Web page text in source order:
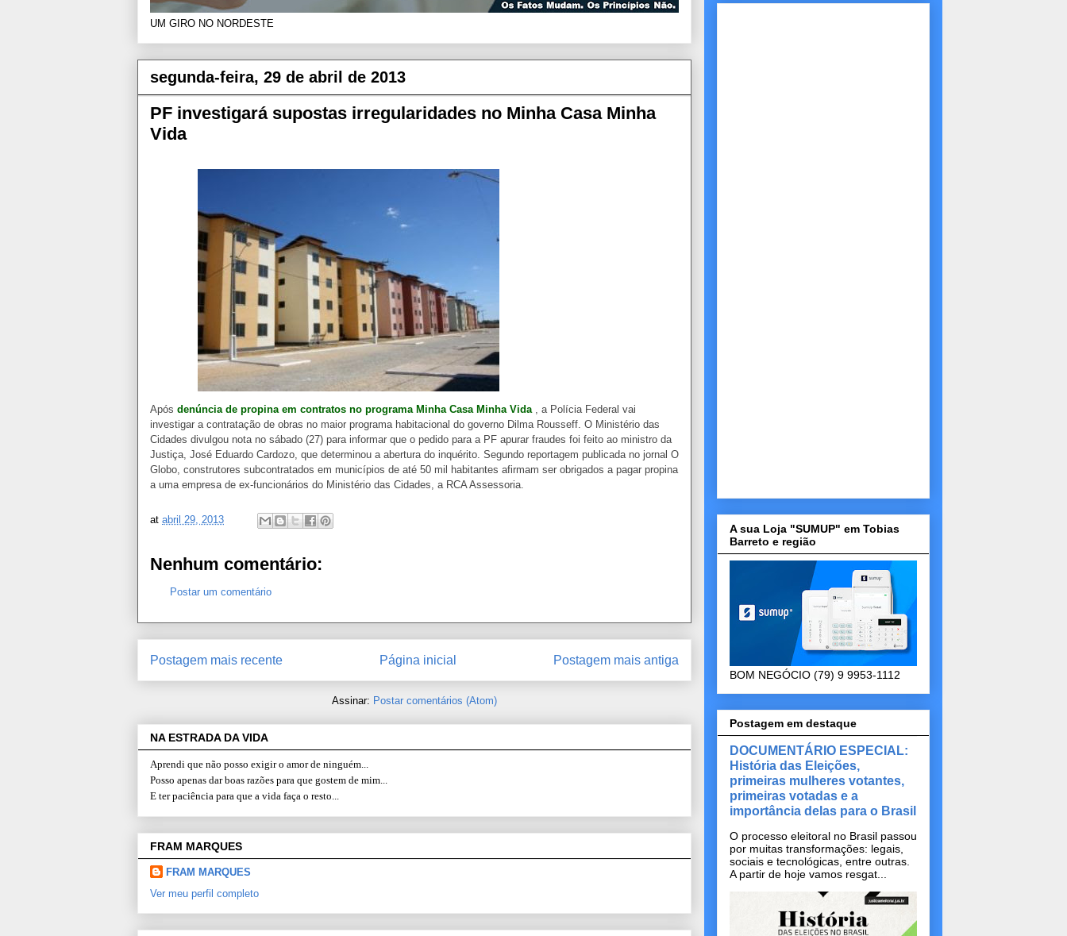
UM GIRO NO NORDESTE
segunda-feira, 29 de abril de 2013
PF investigará supostas irregularidades no Minha Casa Minha
Vida
Após denúncia de propina em contratos no programa Minha Casa Minha Vida
, a Polícia Federal vai
investigar a contratação de obras no maior programa habitacional do governo Dilma Rousseff. O Ministério das
Cidades divulgou nota no sábado (27) para informar que o pedido para a PF apurar fraudes foi feito ao ministro da
Justiça, José Eduardo Cardozo, que determinou a abertura do inquérito. Segundo reportagem publicada no jornal O
Globo, construtores subcontratados em municípios de até 50 mil habitantes afirmam ser obrigados a pagar propina
a uma empresa de ex-funcionários do Ministério das Cidades, a RCA Assessoria.
at abril 29, 2013
Nenhum comentário:
Postar um comentário
Postagem mais recente Postagem mais antiga
Página inicial
Assinar: Postar comentários (Atom)
NA ESTRADA DA VIDA
Aprendi que não posso exigir o amor de ninguém...
Posso apenas dar boas razões para que gostem de mim...
E ter paciência para que a vida faça o resto...
FRAM MARQUES
FRAM MARQUES
Ver meu perfil completo
A sua Loja "SUMUP" em Tobias
Barreto e região
BOM NEGÓCIO (79) 9 9953-1112
Postagem em destaque
DOCUMENTÁRIO ESPECIAL:
História das Eleições,
primeiras mulheres votantes,
primeiras votadas e a
importância delas para o Brasil
O processo eleitoral no Brasil passou
por muitas transformações: legais,
sociais e tecnológicas, entre outras.
A partir de hoje vamos resgat...